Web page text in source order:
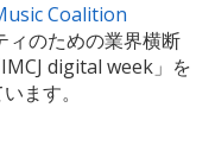
Coalition
ィのための業界横断
digital week」を
ます。